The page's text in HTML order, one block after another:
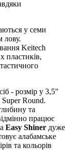
у семи
лову.
Keitech
пластиків,
- розмір у 3,5"
Super Round.
та
працює
Easy Shiner дуже
алабамське
та кольорів